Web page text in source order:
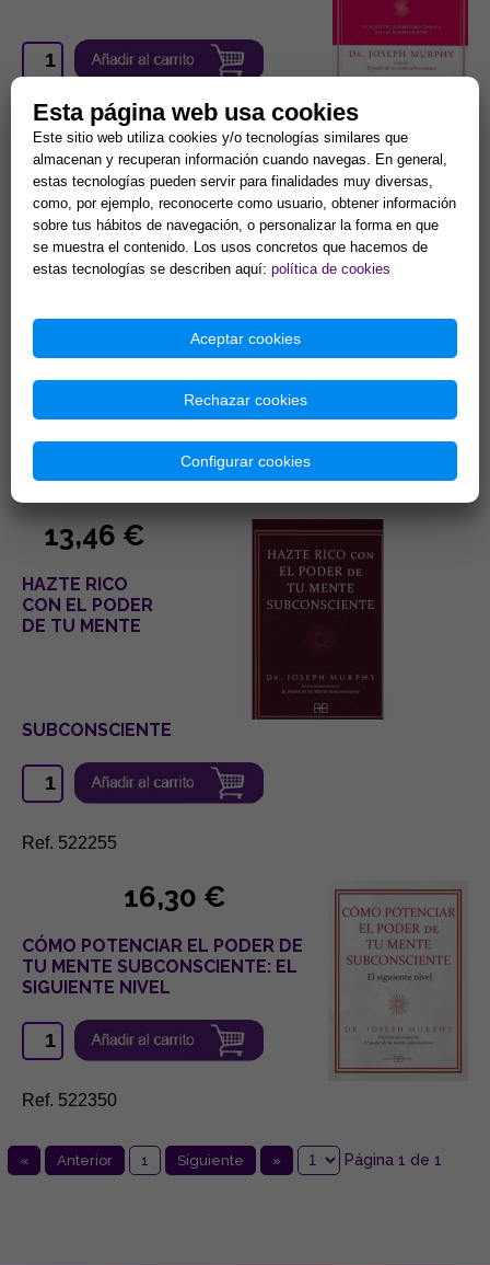
Ref. 522173
17,31 €
EXPANDE EL
PODER DE TU
MENTE
Ref. 522253
13,46 €
HAZTE RICO
CON EL PODER
DE TU MENTE
SUBCONSCIENTE
Ref. 522255
16,30 €
CÓMO POTENCIAR EL PODER DE
TU MENTE SUBCONSCIENTE: EL
SIGUIENTE NIVEL
Ref. 522350
« Anterior 1 Siguiente » Página 1 de 1
Esta página web usa cookies
Este sitio web utiliza cookies y/o tecnologías similares que
almacenan y recuperan información cuando navegas. En general,
estas tecnologías pueden servir para finalidades muy diversas,
como, por ejemplo, reconocerte como usuario, obtener información
sobre tus hábitos de navegación, o personalizar la forma en que
se muestra el contenido. Los usos concretos que hacemos de
estas tecnologías se describen aquí: política de cookies
Aceptar cookies
Rechazar cookies
Configurar cookies